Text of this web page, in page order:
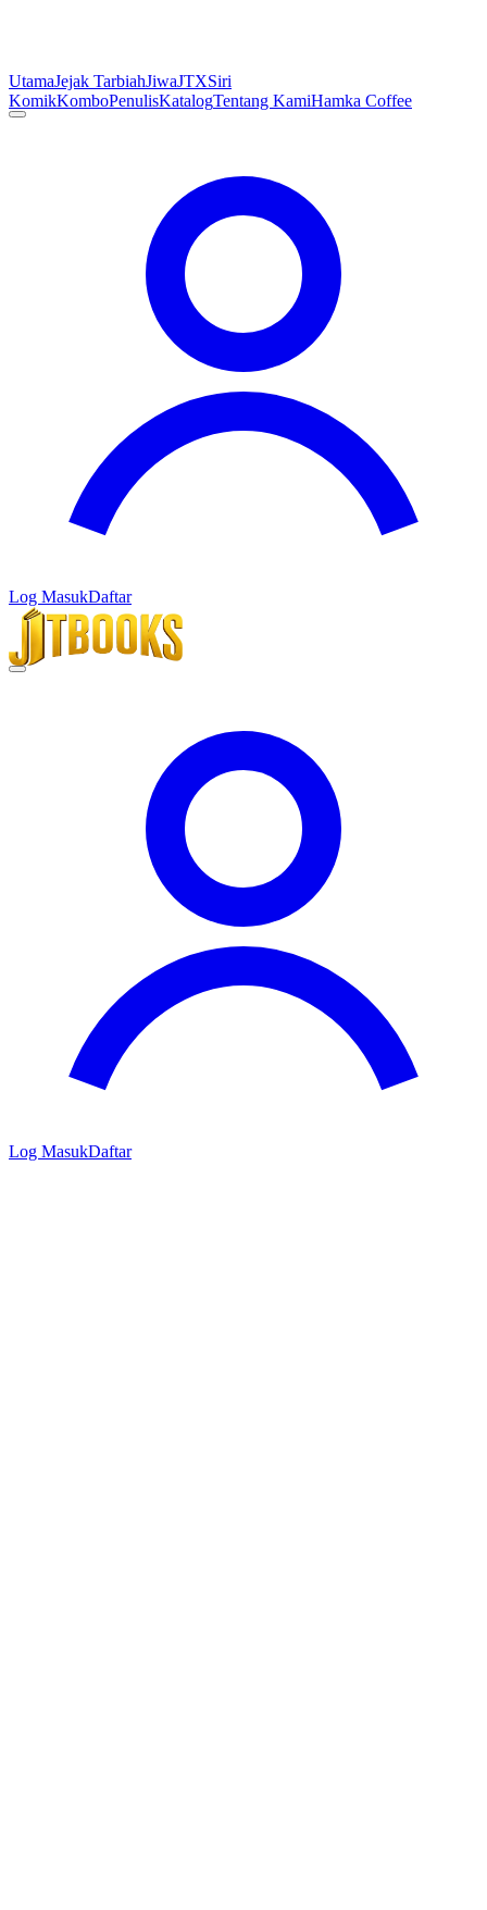
UtamaJejak TarbiahJiwaJTXSiri
KomikKomboPenulisKatalogTentang KamiHamka Coffee
Log MasukDaftar
Log MasukDaftar